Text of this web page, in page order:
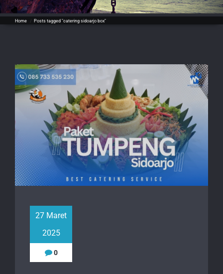
Home Posts tagged "catering sidoarjo box"
27 Maret
2025
0